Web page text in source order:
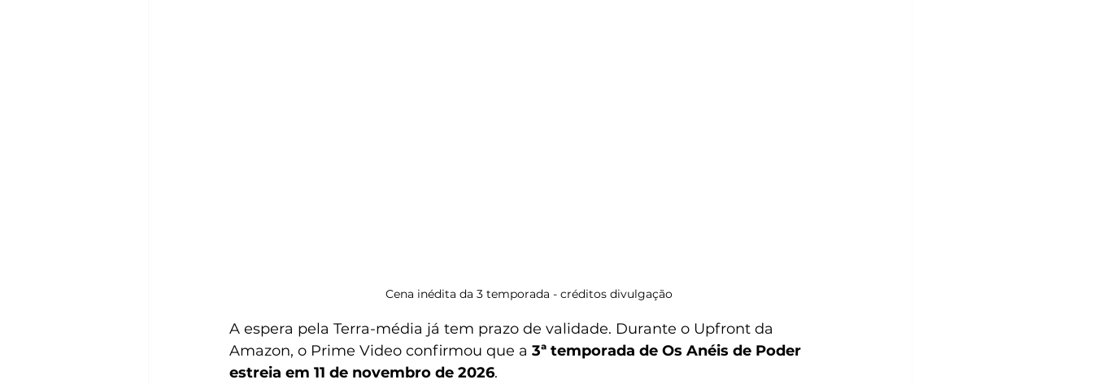
Cena inédita da 3 temporada - créditos divulgação
A espera pela Terra-média já tem prazo de validade. Durante o Upfront da
Amazon, o Prime Video confirmou que a 3ª temporada de Os Anéis de Poder
estreia em 11 de novembro de 2026.